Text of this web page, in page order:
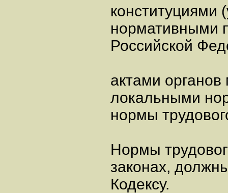
конституциями
нормативными
Российской
актами
локальными
нормы
Нормы
законах,
Кодексу.